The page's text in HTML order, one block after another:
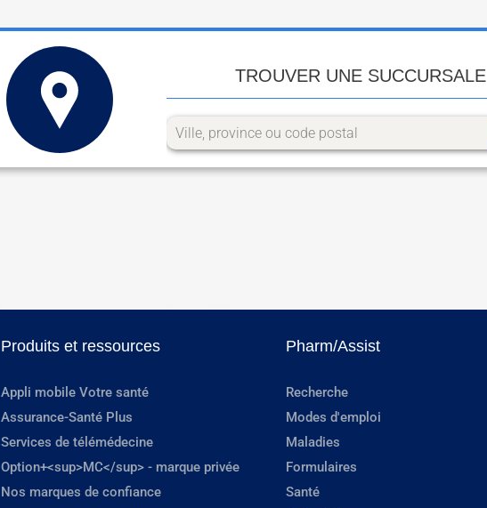
TROUVER UNE SUCCURSALE
Produits et ressources
Appli mobile Votre santé
Assurance-Santé Plus
Services de télémédecine
Option+<sup>MC</sup> - marque privée
Nos marques de confiance
Pharm/Assist
Recherche
Modes d'emploi
Maladies
Formulaires
Santé